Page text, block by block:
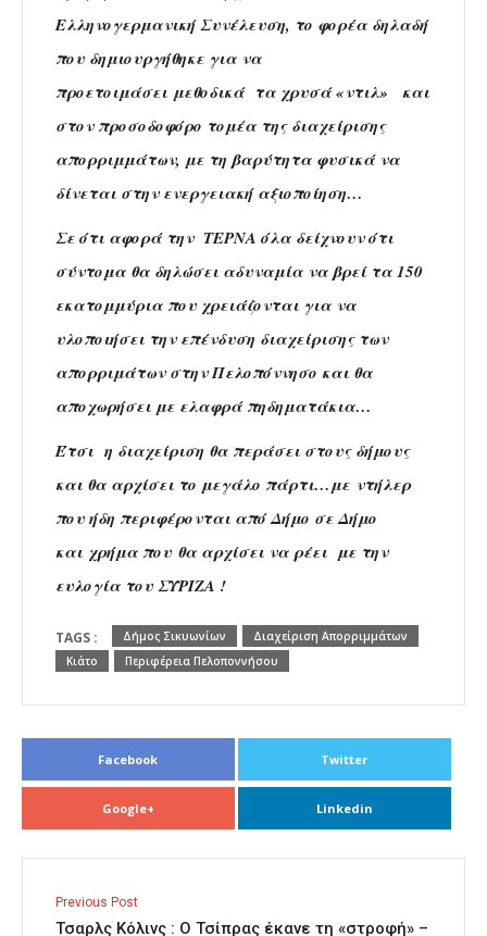
Ελληνογερμανική Συνέλευση, το φορέα δηλαδή
που δημιουργήθηκε για να
προετοιμάσει μεθοδικά τα χρυσά «ντιλ» και
στον προσοδοφόρο τομέα της διαχείρισης
απορριμμάτων, με τη βαρύτητα φυσικά να
δίνεται στην ενεργειακή αξιοποίηση…
Σε ότι αφορά την ΤΕΡΝΑ όλα δείχνουν ότι
σύντομα θα δηλώσει αδυναμία να βρεί τα 150
εκατομμύρια που χρειάζονται για να
υλοποιήσει την επένδυση διαχείρισης των
απορριμάτων στην Πελοπόννησο και θα
αποχωρήσει με ελαφρά πηδηματάκια…
Έτσι η διαχείριση θα περάσει στους δήμους
και θα αρχίσει το μεγάλο πάρτι…με ντήλερ
που ήδη περιφέρονται από Δήμο σε Δήμο
και χρήμα που θα αρχίσει να ρέει με την
ευλογία του ΣΥΡΙΖΑ !
TAGS : Δήμος Σικυωνίων
Διαχείριση Απορριμμάτων
Κιάτο
Περιφέρεια Πελοποννήσου
Facebook Twitter
Google+ Linkedin
Previous Post
Τσαρλς Κόλινς : Ο Τσίπρας έκανε τη «στροφή» –